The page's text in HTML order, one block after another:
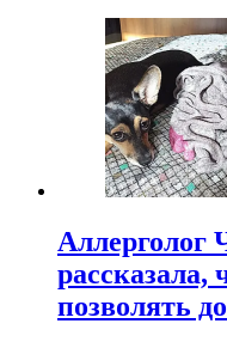
Аллерголог
рассказала,
позволять